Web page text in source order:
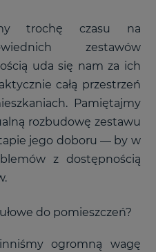
trochę czasu na
zestawów
uda się nam za ich
całą przestrzeń
Pamiętajmy
rozbudowę zestawu
jego doboru — by w
z dostępnością
do pomieszczeń?
ogromną wagę